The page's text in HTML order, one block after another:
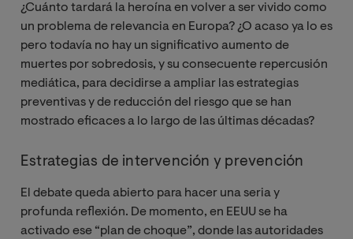
¿Cuánto tardará la heroína en volver a ser vivido como
un problema de relevancia en Europa? ¿O acaso ya lo es
pero todavía no hay un significativo aumento de
muertes por sobredosis, y su consecuente repercusión
mediática, para decidirse a ampliar las estrategias
preventivas y de reducción del riesgo que se han
mostrado eficaces a lo largo de las últimas décadas?
Estrategias de intervención y prevención
El debate queda abierto para hacer una seria y
profunda reflexión. De momento, en EEUU se ha
activado ese “plan de choque”, donde las autoridades